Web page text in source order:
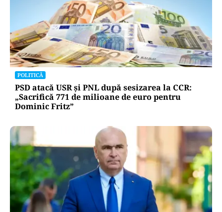
POLITICĂ
PSD atacă USR și PNL după sesizarea la CCR:
„Sacrifică 771 de milioane de euro pentru
Dominic Fritz”